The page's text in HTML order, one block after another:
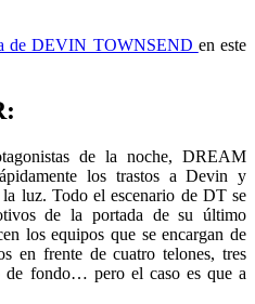
de DEVIN TOWNSEND en este
de la noche, DREAM
los trastos a Devin y
luz. Todo el escenario de DT se
de la portada de su último
los equipos que se encargan de
en frente de cuatro telones, tres
de fondo… pero el caso es que a